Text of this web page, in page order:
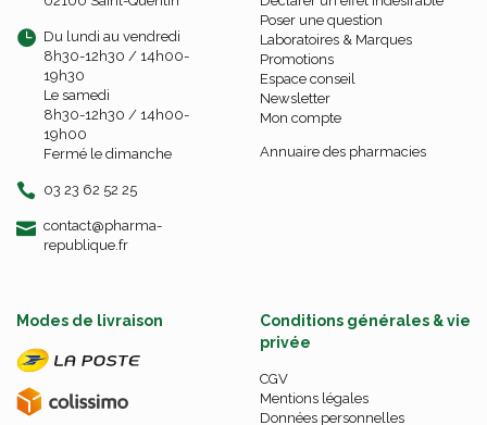
Du lundi au vendredi
8h30-12h30 / 14h00-
19h30
Le samedi
8h30-12h30 / 14h00-
19h00
Fermé le dimanche
03 23 62 52 25
contact-
@-
pharma-
republique.fr
Poser une question
Laboratoires & Marques
Promotions
Espace conseil
Newsletter
Mon compte
Annuaire des pharmacies
Modes de livraison
Conditions générales & vie
privée
CGV
Mentions légales
Données personnelles